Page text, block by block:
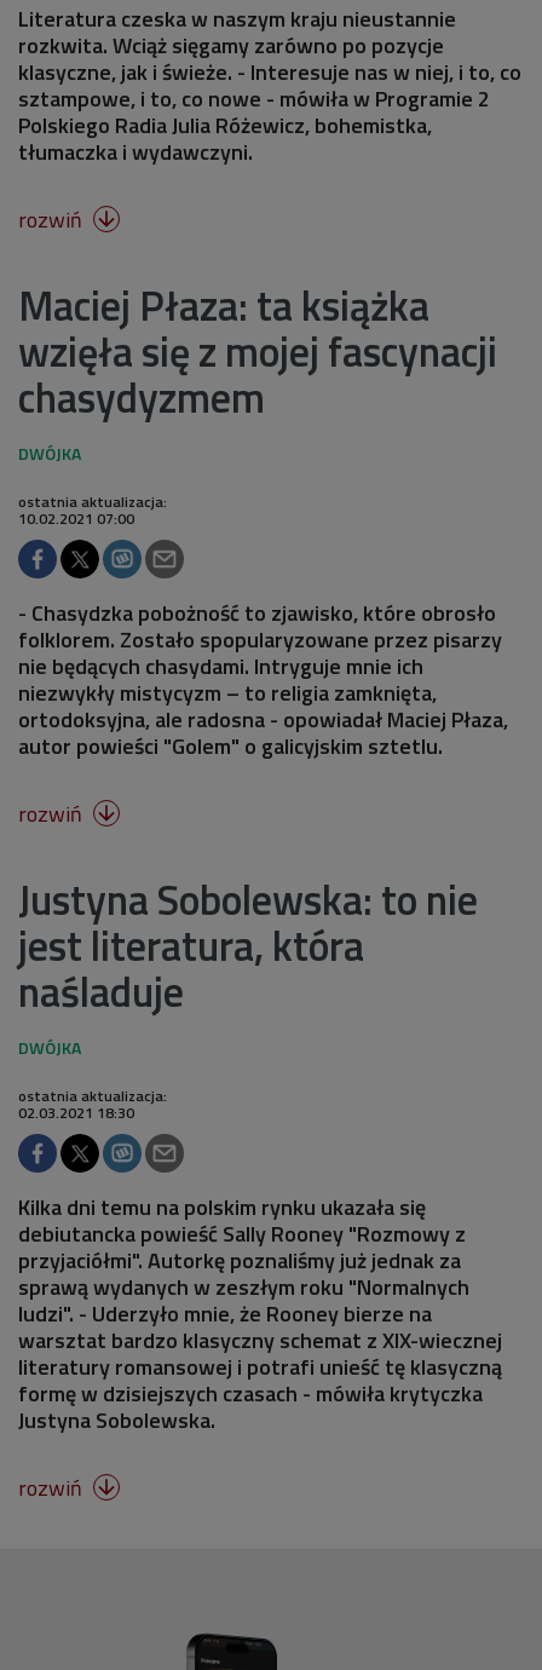
Literatura czeska w naszym kraju nieustannie
rozkwita. Wciąż sięgamy zarówno po pozycje
klasyczne, jak i świeże. - Interesuje nas w niej, i to, co
sztampowe, i to, co nowe - mówiła w Programie 2
Polskiego Radia Julia Różewicz, bohemistka,
tłumaczka i wydawczyni.
rozwiń 
Maciej Płaza: ta książka
wzięła się z mojej fascynacji
chasydyzmem
ostatnia aktualizacja:
10.02.2021 07:00
- Chasydzka pobożność to zjawisko, które obrosło
folklorem. Zostało spopularyzowane przez pisarzy
nie będących chasydami. Intryguje mnie ich
niezwykły mistycyzm – to religia zamknięta,
ortodoksyjna, ale radosna - opowiadał Maciej Płaza,
autor powieści "Golem" o galicyjskim sztetlu.
rozwiń 
Justyna Sobolewska: to nie
jest literatura, która
naśladuje
ostatnia aktualizacja:
02.03.2021 18:30
Kilka dni temu na polskim rynku ukazała się
debiutancka powieść Sally Rooney "Rozmowy z
przyjaciółmi". Autorkę poznaliśmy już jednak za
sprawą wydanych w zeszłym roku "Normalnych
ludzi". - Uderzyło mnie, że Rooney bierze na
warsztat bardzo klasyczny schemat z XIX-wiecznej
literatury romansowej i potrafi unieść tę klasyczną
formę w dzisiejszych czasach - mówiła krytyczka
Justyna Sobolewska.
rozwiń 